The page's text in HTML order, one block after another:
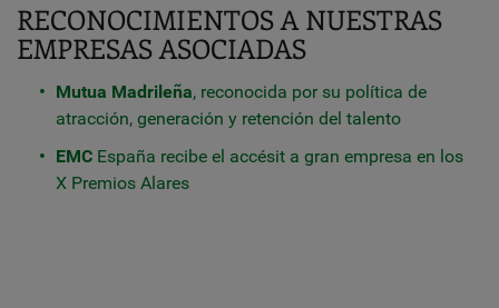
RECONOCIMIENTOS A NUESTRAS
EMPRESAS ASOCIADAS
Mutua Madrileña, reconocida por su política de
atracción, generación y retención del talento
EMC España recibe el accésit a gran empresa en los
X Premios Alares